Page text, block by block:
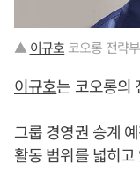
▲ 이규호 코오롱 전략
이규호는 코오롱의
그룹 경영권 승계
활동 범위를 넓히고